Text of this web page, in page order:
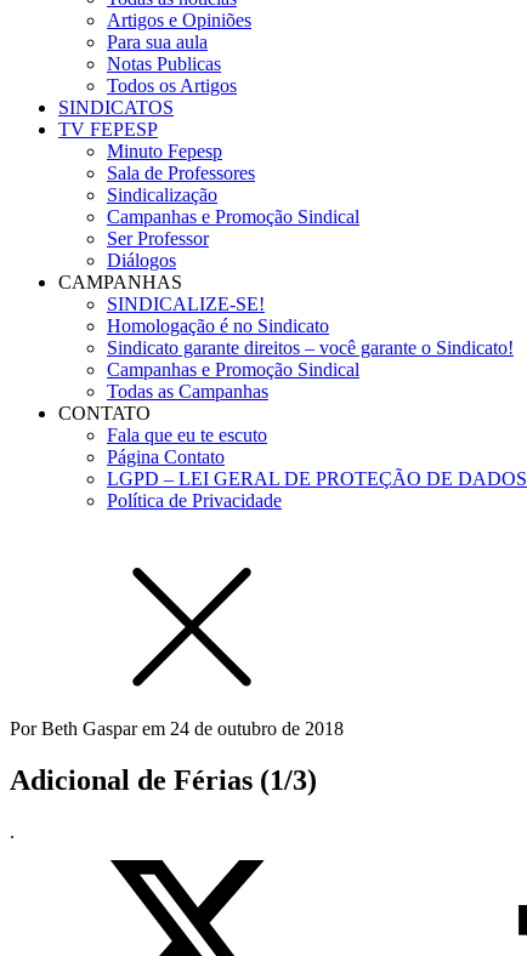
Artigos e Opiniões
Para sua aula
Notas Publicas
Todos os Artigos
SINDICATOS
TV FEPESP
Minuto Fepesp
Sala de Professores
Sindicalização
Campanhas e Promoção Sindical
Ser Professor
Diálogos
CAMPANHAS
SINDICALIZE-SE!
Homologação é no Sindicato
Sindicato garante direitos – você garante o Sindicato!
Campanhas e Promoção Sindical
Todas as Campanhas
CONTATO
Fala que eu te escuto
Página Contato
LGPD – LEI GERAL DE PROTEÇÃO DE DADOS
Política de Privacidade
PorBeth Gasparem 24 de outubro de 2018
Adicional de Férias (1/3)
.